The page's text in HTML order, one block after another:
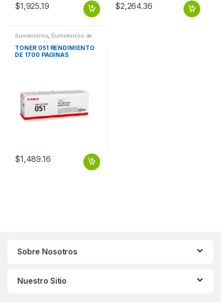
$1,925.19 $2,264.36
Suministros Suministros de
Impresión
TONER 051 RENDIMIENTO
DE 1700 PAGINAS
$1,489.16
Sobre Nosotros
Nuestro Sitio